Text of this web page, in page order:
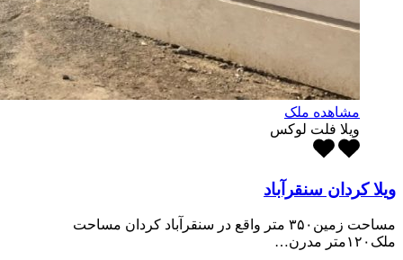
مشاهده ملک
ویلا فلت لوکس
ویلا کردان سنقرآباد
مساحت زمین۳۵۰ متر واقع در سنقرآباد کردان مساحت
ملک۱۲۰متر مدرن…